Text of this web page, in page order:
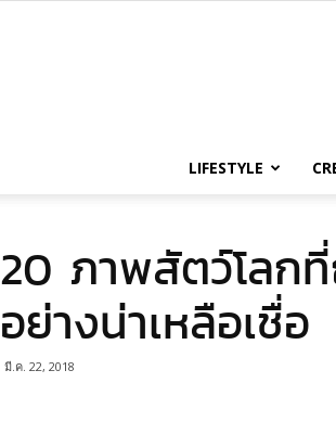
LIFESTYLE
20 ภาพสัตว์โลก
อย่างน่าเหลือเชื่อ
มี.ค. 22, 2018